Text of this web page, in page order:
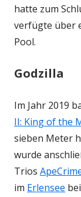
hatte zum
verfügte über
Pool.
Godzilla
Im Jahr 2019
II: King of the
sieben Meter
wurde
Trios
im Erlensee bei